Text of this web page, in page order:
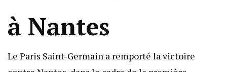
à Nantes
Le Paris Saint-Germain a remporté la victoire